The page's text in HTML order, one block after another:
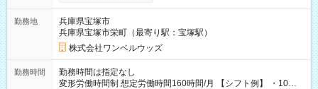
勤務地
兵庫県宝塚市
兵庫県宝塚市栄町（最寄り駅：宝塚駅）
株式会社ワンベルウッズ
勤務時間
勤務時間は指定なし
変形労働時間制 想定労働時間160時間/月 【シフト例】 ・10：